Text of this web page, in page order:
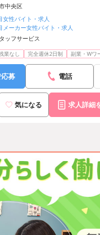
中央区
女性バイト・求人
メーカー女性バイト・求人
ッフサービス
業なし 完全週休2日制 副業・Wワ
募 電話
気になる 求人詳細